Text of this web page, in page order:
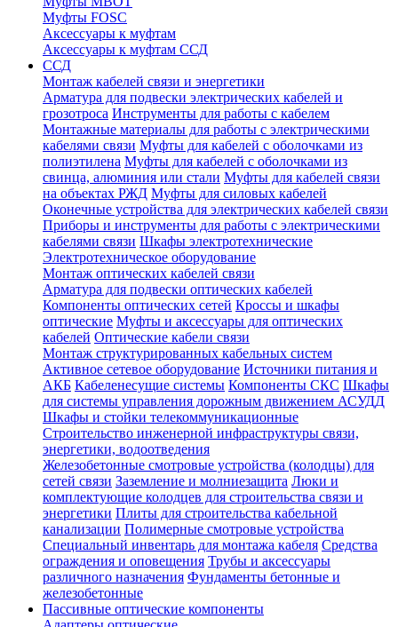
Муфты FOSC
Аксессуары к муфтам
Аксессуары к муфтам ССД
ССД
Монтаж кабелей связи и энергетики
Арматура для подвески электрических кабелей и
грозотроса Инструменты для работы с кабелем
Монтажные материалы для работы с электрическими
кабелями связи Муфты для кабелей с оболочками из
полиэтилена Муфты для кабелей с оболочками из
свинца, алюминия или стали Муфты для кабелей связи
на объектах РЖД Муфты для силовых кабелей
Оконечные устройства для электрических кабелей связи
Приборы и инструменты для работы с электрическими
кабелями связи Шкафы электротехнические
Электротехническое оборудование
Монтаж оптических кабелей связи
Арматура для подвески оптических кабелей
Компоненты оптических сетей Кроссы и шкафы
оптические Муфты и аксессуары для оптических
кабелей Оптические кабели связи
Монтаж структурированных кабельных систем
Активное сетевое оборудование Источники питания и
АКБ Кабеленесущие системы Компоненты СКС Шкафы
для системы управления дорожным движением АСУДД
Шкафы и стойки телекоммуникационные
Строительство инженерной инфраструктуры связи,
энергетики, водоотведения
Железобетонные смотровые устройства (колодцы) для
сетей связи Заземление и молниезащита Люки и
комплектующие колодцев для строительства связи и
энергетики Плиты для строительства кабельной
канализации Полимерные смотровые устройства
Специальный инвентарь для монтажа кабеля Средства
ограждения и оповещения Трубы и аксессуары
различного назначения Фундаменты бетонные и
железобетонные
Пассивные оптические компоненты